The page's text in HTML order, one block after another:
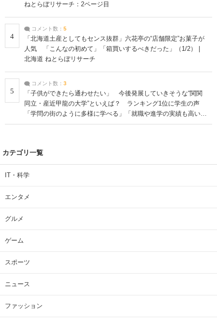
ねとらぼリサーチ：2ページ目
4
コメント数： 5
「北海道土産としてもセンス抜群」六花亭の“店舗限定”お菓子が
人気 「こんなの初めて」「箱買いするべきだった」（1/2） |
北海道 ねとらぼリサーチ
5
コメント数： 3
「子供ができたら通わせたい」 今後発展していきそうな“関関
同立・産近甲龍の大学”といえば？ ランキング1位に学生の声
「学問の街のように多様に学べる」「就職や進学の実績も高い」
| 大学 ねとらぼリサーチ
カテゴリ一覧
IT・科学
エンタメ
グルメ
ゲーム
スポーツ
ニュース
ファッション